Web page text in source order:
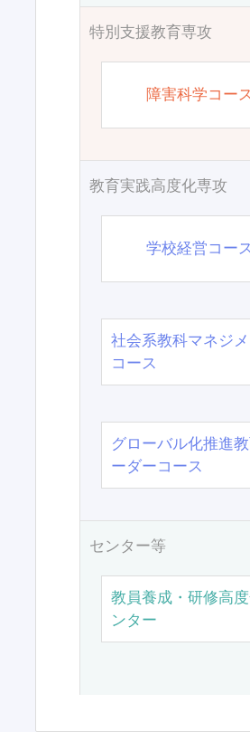
特別支援教育専攻
障害科学コー
教育実践高度化専攻
学校経営コー
社会系教科マネジメ
コース
グローバル化推進教
ーダーコース
センター等
教員養成・研修高
ンター